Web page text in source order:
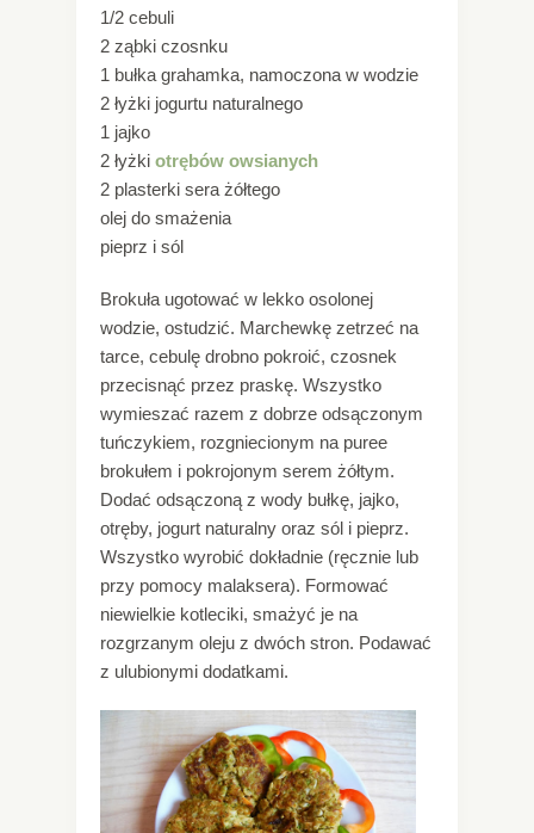
1/2 cebuli
2 ząbki czosnku
1 bułka grahamka, namoczona w wodzie
2 łyżki jogurtu naturalnego
1 jajko
2 łyżki otrębów owsianych
2 plasterki sera żółtego
olej do smażenia
pieprz i sól
Brokuła ugotować w lekko osolonej
wodzie, ostudzić. Marchewkę zetrzeć na
tarce, cebulę drobno pokroić, czosnek
przecisnąć przez praskę. Wszystko
wymieszać razem z dobrze odsączonym
tuńczykiem, rozgniecionym na puree
brokułem i pokrojonym serem żółtym.
Dodać odsączoną z wody bułkę, jajko,
otręby, jogurt naturalny oraz sól i pieprz.
Wszystko wyrobić dokładnie (ręcznie lub
przy pomocy malaksera). Formować
niewielkie kotleciki, smażyć je na
rozgrzanym oleju z dwóch stron. Podawać
z ulubionymi dodatkami.